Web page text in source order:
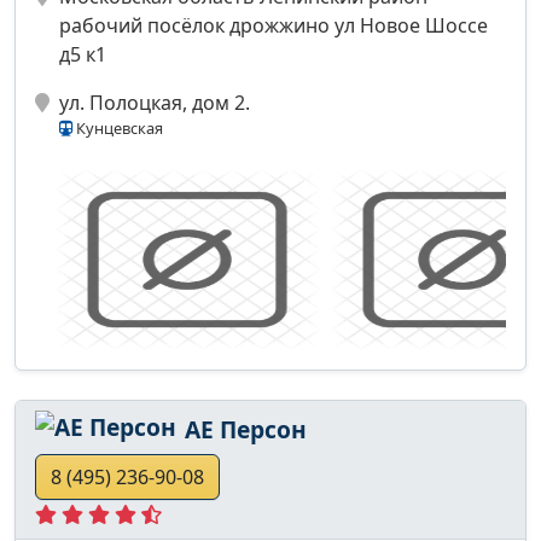
рабочий посёлок дрожжино ул Новое Шоссе
д5 к1
ул. Полоцкая, дом 2.
Кунцевская
АЕ Персон
8 (495) 236-90-08